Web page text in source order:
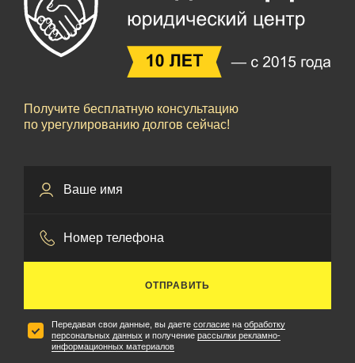
Получите бесплатную консультацию
по урегулированию долгов сейчас!
ОТПРАВИТЬ
Передавая свои данные, вы даете согласие на обработку
персональных данных и получение рассылки рекламно-
информационных материалов